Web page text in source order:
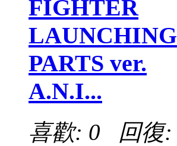
FIGHTER
LAUNCHING
PARTS ver.
A.N.I...
喜歡: 0 回復: